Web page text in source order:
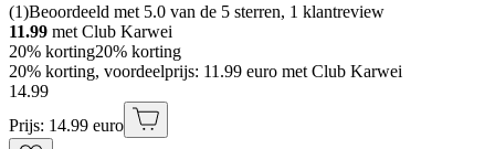
(1)Beoordeeld met 5.0 van de 5 sterren, 1 klantreview
11.99 met Club Karwei
20% korting20% korting
20% korting, voordeelprijs: 11.99 euro met Club Karwei
14.99
Prijs: 14.99 euro